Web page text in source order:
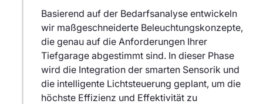
Basierend auf der Bedarfsanalyse entwickeln
wir maßgeschneiderte Beleuchtungskonzepte,
die genau auf die Anforderungen Ihrer
Tiefgarage abgestimmt sind. In dieser Phase
wird die Integration der smarten Sensorik und
die intelligente Lichtsteuerung geplant, um die
höchste Effizienz und Effektivität zu